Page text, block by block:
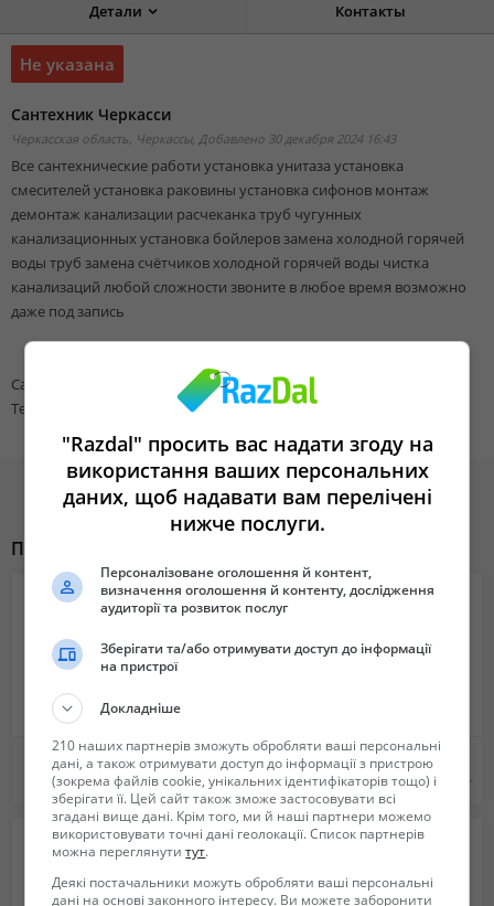
Детали Контакты
Не указана
Сантехник Черкасси
Черкасская область, Черкассы, Добавлено 30 декабря 2024 16:43
Все сантехнические работи установка унитаза установка
смесителей установка раковины установка сифонов монтаж
демонтаж канализации расчеканка труб чугунных
канализационных установка бойлеров замена холодной горячей
воды труб замена счётчиков холодной горячей воды чистка
канализаций любой сложности звоните в любое время возможно
даже под запись
Сайт: https://santehnik-1.ck.ua/santehnicheskie-raboty-uslugi/
Тел.: (068) 468-67-76
Похожие объявления
Ремонт стеклянных столов и изделий из стекла
Не указана Не указана
"Razdal" просить вас надати згоду на
використання ваших персональних
даних, щоб надавати вам перелічені
нижче послуги.
Персоналізоване оголошення й контент,
визначення оголошення й контенту, дослідження
аудиторії та розвиток послуг
Зберігати та/або отримувати доступ до інформації
на пристрої
Докладніше
210 наших партнерів зможуть обробляти ваші персональні
дані, а також отримувати доступ до інформації з пристрою
(зокрема файлів cookie, унікальних ідентифікаторів тощо) і
зберігати її. Цей сайт також зможе застосовувати всі
згадані вище дані. Крім того, ми й наші партнери можемо
використовувати точні дані геолокації. Список партнерів
можна переглянутитут.
Деякі постачальники можуть обробляти ваші персональні
дані на основі законного інтересу. Ви можете заборонити